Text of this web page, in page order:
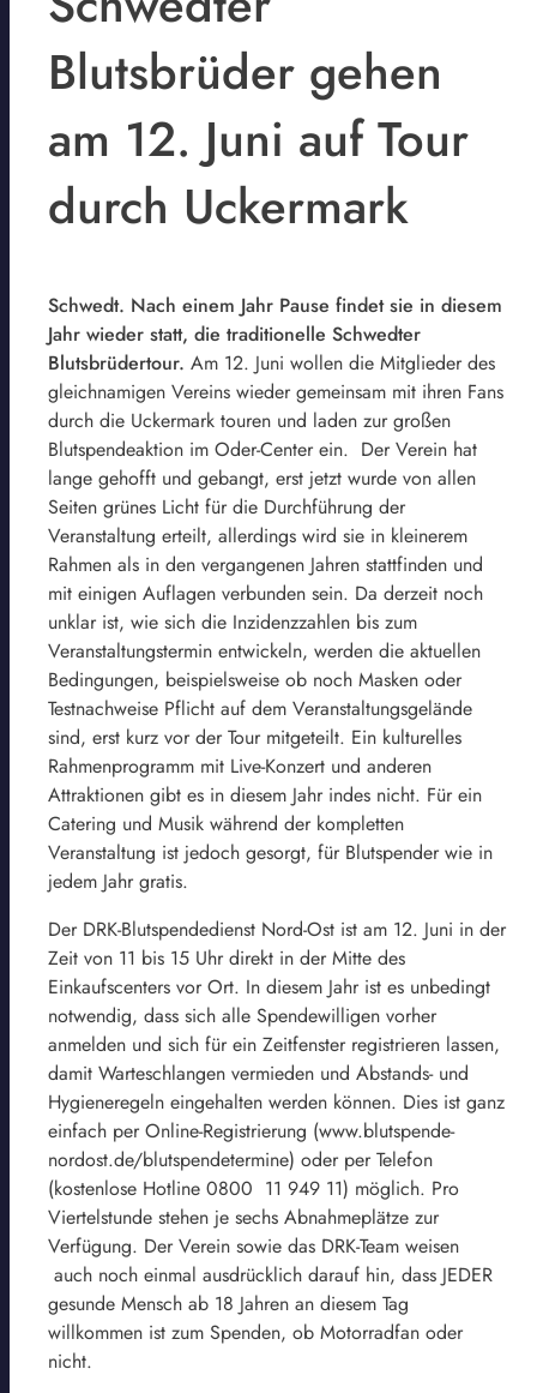
Blutsbrüder gehen
am 12. Juni auf Tour
durch Uckermark
Schwedt. Nach einem Jahr Pause findet sie in diesem
Jahr wieder statt, die traditionelle Schwedter
Blutsbrüdertour. Am 12. Juni wollen die Mitglieder des
gleichnamigen Vereins wieder gemeinsam mit ihren Fans
durch die Uckermark touren und laden zur großen
Blutspendeaktion im Oder-Center ein. Der Verein hat
lange gehofft und gebangt, erst jetzt wurde von allen
Seiten grünes Licht für die Durchführung der
Veranstaltung erteilt, allerdings wird sie in kleinerem
Rahmen als in den vergangenen Jahren stattfinden und
mit einigen Auflagen verbunden sein. Da derzeit noch
unklar ist, wie sich die Inzidenzzahlen bis zum
Veranstaltungstermin entwickeln, werden die aktuellen
Bedingungen, beispielsweise ob noch Masken oder
Testnachweise Pflicht auf dem Veranstaltungsgelände
sind, erst kurz vor der Tour mitgeteilt. Ein kulturelles
Rahmenprogramm mit Live-Konzert und anderen
Attraktionen gibt es in diesem Jahr indes nicht. Für ein
Catering und Musik während der kompletten
Veranstaltung ist jedoch gesorgt, für Blutspender wie in
jedem Jahr gratis.
Der DRK-Blutspendedienst Nord-Ost ist am 12. Juni in der
Zeit von 11 bis 15 Uhr direkt in der Mitte des
Einkaufscenters vor Ort. In diesem Jahr ist es unbedingt
notwendig, dass sich alle Spendewilligen vorher
anmelden und sich für ein Zeitfenster registrieren lassen,
damit Warteschlangen vermieden und Abstands- und
Hygieneregeln eingehalten werden können. Dies ist ganz
einfach per Online-Registrierung (www.blutspende-
nordost.de/blutspendetermine) oder per Telefon
(kostenlose Hotline 0800 11 949 11) möglich. Pro
Viertelstunde stehen je sechs Abnahmeplätze zur
Verfügung. Der Verein sowie das DRK-Team weisen
auch noch einmal ausdrücklich darauf hin, dass JEDER
gesunde Mensch ab 18 Jahren an diesem Tag
willkommen ist zum Spenden, ob Motorradfan oder
nicht.